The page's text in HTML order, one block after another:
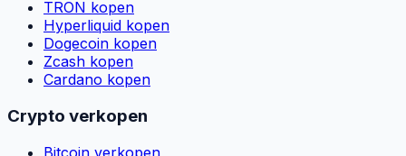
TRON kopen
Hyperliquid kopen
Dogecoin kopen
Zcash kopen
Cardano kopen
Crypto verkopen
Bitcoin verkopen